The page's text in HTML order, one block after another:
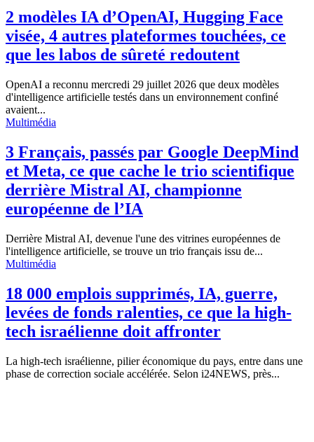
2 modèles IA d’OpenAI, Hugging Face
visée, 4 autres plateformes touchées, ce
que les labos de sûreté redoutent
OpenAI a reconnu mercredi 29 juillet 2026 que deux modèles
d'intelligence artificielle testés dans un environnement confiné
avaient...
Multimédia
3 Français, passés par Google DeepMind
et Meta, ce que cache le trio scientifique
derrière Mistral AI, championne
européenne de l’IA
Derrière Mistral AI, devenue l'une des vitrines européennes de
l'intelligence artificielle, se trouve un trio français issu de...
Multimédia
18 000 emplois supprimés, IA, guerre,
levées de fonds ralenties, ce que la high-
tech israélienne doit affronter
La high-tech israélienne, pilier économique du pays, entre dans une
phase de correction sociale accélérée. Selon i24NEWS, près...